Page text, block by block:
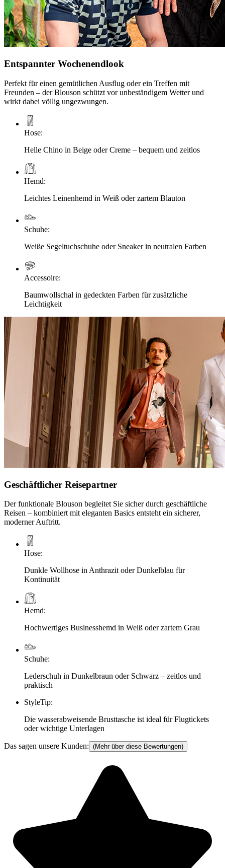
Entspannter Wochenendlook
Perfekt für einen gemütlichen Ausflug oder ein Treffen mit
Freunden – der Blouson schützt vor unbeständigem Wetter und
wirkt dabei völlig ungezwungen.
Hose:
Helle Chino in Beige oder Creme – bequem und zeitlos
Hemd:
Leichtes Leinenhemd in Weiß oder zartem Blauton
Schuhe:
Weiße Segeltuchschuhe oder Sneaker in neutralen Farben
Accessoire:
Baumwollschal in gedeckten Farben für zusätzliche
Leichtigkeit
Geschäftlicher Reisepartner
Der funktionale Blouson begleitet Sie sicher durch geschäftliche
Reisen – kombiniert mit eleganten Basics entsteht ein sicherer,
moderner Auftritt.
Hose:
Dunkle Wollhose in Anthrazit oder Dunkelblau für
Kontinuität
Hemd:
Hochwertiges Businesshemd in Weiß oder zartem Grau
Schuhe:
Lederschuh in Dunkelbraun oder Schwarz – zeitlos und
praktisch
StyleTip:
Die wasserabweisende Brusttasche ist ideal für Flugtickets
oder wichtige Unterlagen
Das sagen unsere Kunden: (Mehr über diese Bewertungen)